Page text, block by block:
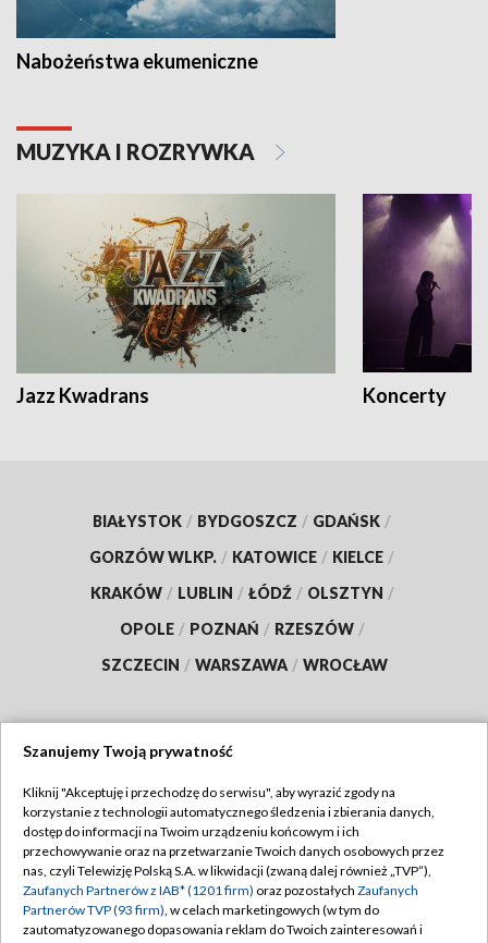
Nabożeństwa ekumeniczne
MUZYKA I ROZRYWKA
Jazz Kwadrans Koncerty
BIAŁYSTOK / BYDGOSZCZ / GDAŃSK /
GORZÓW WLKP. / KATOWICE / KIELCE /
KRAKÓW / LUBLIN / ŁÓDŹ / OLSZTYN /
OPOLE / POZNAŃ / RZESZÓW /
SZCZECIN / WARSZAWA / WROCŁAW
TVP
Abonament TVP
Emisja w TVP
Centrum informacji TVP
Regulamin TVP
Polityka prywatności
Moje zgody
Szanujemy Twoją prywatność
Kliknij "Akceptuję i przechodzę do serwisu", aby wyrazić zgody na
korzystanie z technologii automatycznego śledzenia i zbierania danych,
dostęp do informacji na Twoim urządzeniu końcowym i ich
przechowywanie oraz na przetwarzanie Twoich danych osobowych przez
nas, czyli Telewizję Polską S.A. w likwidacji (zwaną dalej również „TVP”),
Zaufanych Partnerów z IAB* (1201 firm) oraz pozostałych Zaufanych
Partnerów TVP (93 firm), w celach marketingowych (w tym do
zautomatyzowanego dopasowania reklam do Twoich zainteresowań i